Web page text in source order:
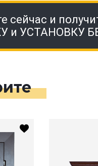
сейчас и
и УСТАНОВКУ